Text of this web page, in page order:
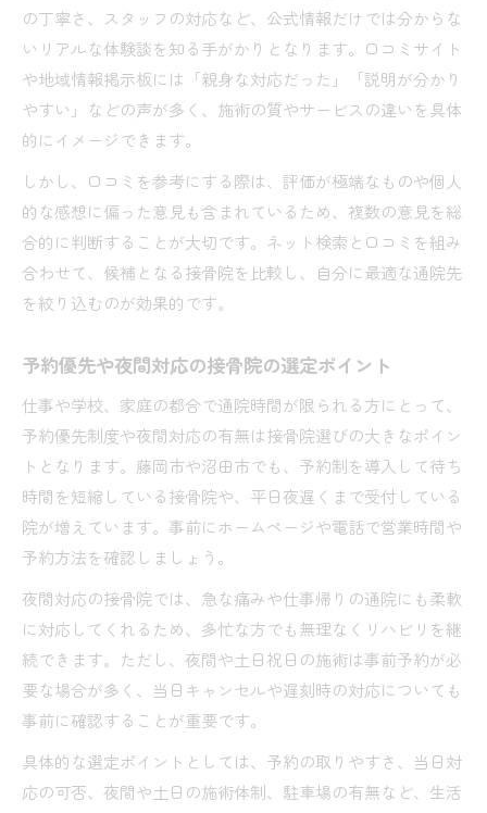
の丁寧さ、スタッフの対応など、公式情報だけでは分からな
いリアルな体験談を知る手がかりとなります。口コミサイト
や地域情報掲示板には「親身な対応だった」「説明が分かり
やすい」などの声が多く、施術の質やサービスの違いを具体
的にイメージできます。
しかし、口コミを参考にする際は、評価が極端なものや個人
的な感想に偏った意見も含まれているため、複数の意見を総
合的に判断することが大切です。ネット検索と口コミを組み
合わせて、候補となる接骨院を比較し、自分に最適な通院先
を絞り込むのが効果的です。
予約優先や夜間対応の接骨院の選定ポイント
仕事や学校、家庭の都合で通院時間が限られる方にとって、
予約優先制度や夜間対応の有無は接骨院選びの大きなポイン
トとなります。藤岡市や沼田市でも、予約制を導入して待ち
時間を短縮している接骨院や、平日夜遅くまで受付している
院が増えています。事前にホームページや電話で営業時間や
予約方法を確認しましょう。
夜間対応の接骨院では、急な痛みや仕事帰りの通院にも柔軟
に対応してくれるため、多忙な方でも無理なくリハビリを継
続できます。ただし、夜間や土日祝日の施術は事前予約が必
要な場合が多く、当日キャンセルや遅刻時の対応についても
事前に確認することが重要です。
具体的な選定ポイントとしては、予約の取りやすさ、当日対
応の可否、夜間や土日の施術体制、駐車場の有無など、生活